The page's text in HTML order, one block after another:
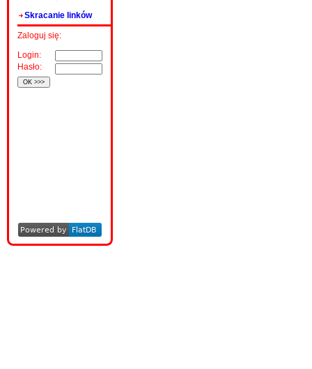
Skracanie linków
Zaloguj się:
Login:
Hasło: